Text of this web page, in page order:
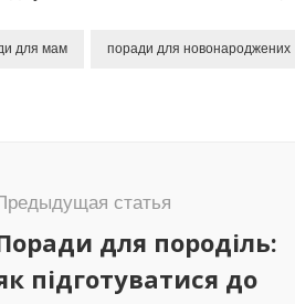
для мам поради для новонароджених
статья
для породіль:
підготуватися до